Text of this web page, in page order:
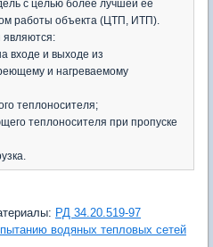
с целью более лучшей ее
работы объекта (ЦТП, ИТП).
входе и выходе из
и нагреваемому
теплоносителя;
теплоносителя при пропуске
РД 34.20.519-97
водяных тепловых сетей